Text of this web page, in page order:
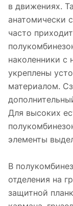
в движениях.
анатомически
часто
наколенники с
укреплены
материалом.
Для высоких
элементы
В
отделения на
защитной